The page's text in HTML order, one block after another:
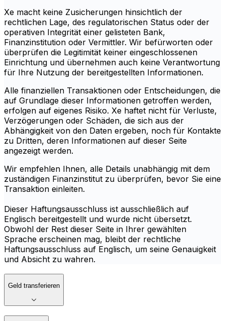
Xe macht keine Zusicherungen hinsichtlich der
rechtlichen Lage, des regulatorischen Status oder der
operativen Integrität einer gelisteten Bank,
Finanzinstitution oder Vermittler. Wir befürworten oder
überprüfen die Legitimität keiner eingeschlossenen
Einrichtung und übernehmen auch keine Verantwortung
für Ihre Nutzung der bereitgestellten Informationen.
Alle finanziellen Transaktionen oder Entscheidungen, die
auf Grundlage dieser Informationen getroffen werden,
erfolgen auf eigenes Risiko. Xe haftet nicht für Verluste,
Verzögerungen oder Schäden, die sich aus der
Abhängigkeit von den Daten ergeben, noch für Kontakte
zu Dritten, deren Informationen auf dieser Seite
angezeigt werden.
Wir empfehlen Ihnen, alle Details unabhängig mit dem
zuständigen Finanzinstitut zu überprüfen, bevor Sie eine
Transaktion einleiten.
Dieser Haftungsausschluss ist ausschließlich auf
Englisch bereitgestellt und wurde nicht übersetzt.
Obwohl der Rest dieser Seite in Ihrer gewählten
Sprache erscheinen mag, bleibt der rechtliche
Haftungsausschluss auf Englisch, um seine Genauigkeit
und Absicht zu wahren.
Geld transferieren